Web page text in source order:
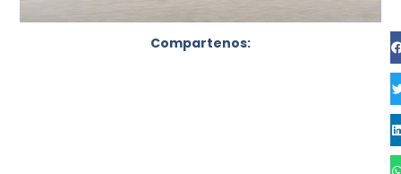
Compartenos: